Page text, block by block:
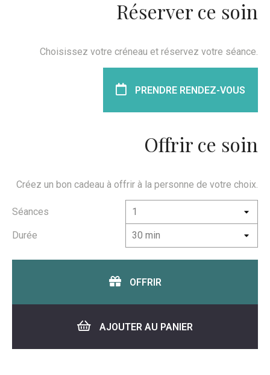
Réserver ce soin
Choisissez votre créneau et réservez votre séance.
PRENDRE RENDEZ-VOUS
Offrir ce soin
Créez un bon cadeau à offrir à la personne de votre choix.
Séances
Durée
OFFRIR
AJOUTER AU PANIER